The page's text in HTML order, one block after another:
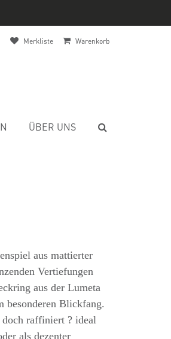
Merkliste Warenkorb
ÜBER UNS
aus mattierter
Vertiefungen
aus der Lumeta
besonderen Blickfang.
raffiniert ? ideal
als dezenter